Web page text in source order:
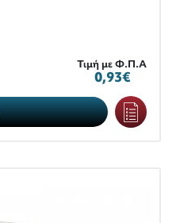
Τιμή με Φ.Π.Α
0,93€